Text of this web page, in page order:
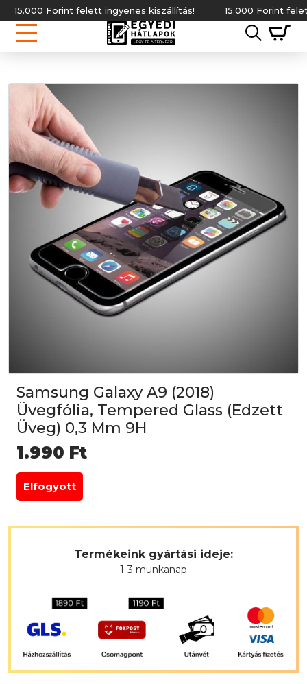
Forint felett ingyenes kiszállítás! 15.000 Forint felett
Samsung Galaxy A9 (2018)
Üvegfólia, Tempered Glass (Edzett
Üveg) 0,3 Mm 9H
1.990 Ft
Elfogyott
Termékeink gyártási ideje:
1-3 munkanap